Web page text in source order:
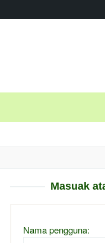
Masuak
Nama pengguna: